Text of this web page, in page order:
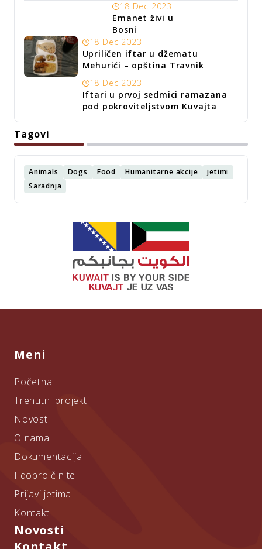
18 Dec 2023
Emanet živi u
Bosni
18 Dec 2023
Upriličen iftar u džematu
Mehurići – opština Travnik
18 Dec 2023
Iftari u prvoj sedmici ramazana
pod pokroviteljstvom Kuvajta
Tagovi
Animals Dogs Food Humanitarne akcije
jetimi
Saradnja
Meni
Početna
Trenutni projekti
Novosti
O nama
Dokumentacija
I dobro činite
Prijavi jetima
Kontakt
Novosti